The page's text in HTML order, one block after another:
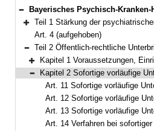
Bereich reduzieren
Bayerisches Psychisch-Kranken-Hilfe-Gesetz (BayPsychKHG) Vom 24.
Bereich erweitern
Teil 1 Stärkung der
Art. 4 (aufgehoben)
Bereich reduzieren
Teil 2 Öffentlich-rechtliche
Bereich erweitern
Kapitel 1 Voraussetzungen,
Bereich reduzieren
Kapitel 2 Sofortige vorläufige
Art. 11 Sofortige vorläufige
Art. 12 Sofortige vorläufige
Art. 13 Sofortige vorläufige Unterbringung
Art. 14 Verfahren bei